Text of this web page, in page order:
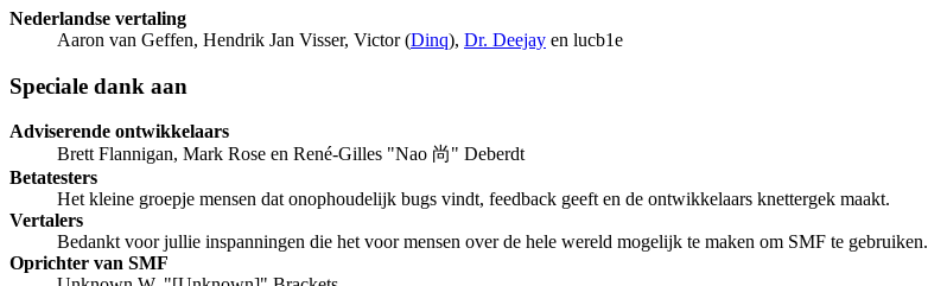
Nederlandse vertaling
Aaron van Geffen, Hendrik Jan Visser, Victor (Dinq), Dr. Deejay en lucb1e
Speciale dank aan
Adviserende ontwikkelaars
Brett Flannigan, Mark Rose en René-Gilles "Nao 尚" Deberdt
Betatesters
Het kleine groepje mensen dat onophoudelijk bugs vindt, feedback geeft en de ontwikkelaars knettergek maakt.
Vertalers
Bedankt voor jullie inspanningen die het voor mensen over de hele wereld mogelijk te maken om SMF te gebruiken.
Oprichter van SMF